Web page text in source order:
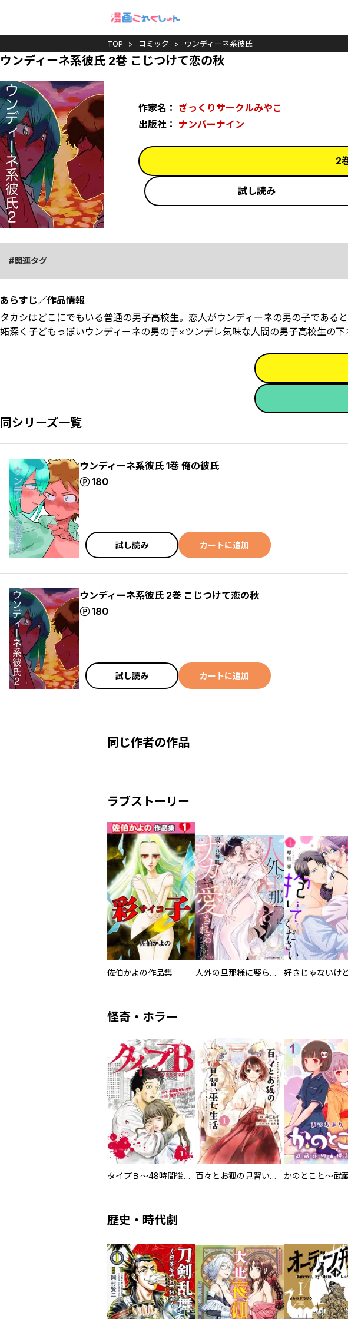
TOP コミック ウンディーネ系彼氏
ウンディーネ系彼氏 2巻 こじつけて恋の秋
作家名： ざっくりサークルみやこ
出版社： ナンバーナイン
2
試し読み
関連タグ
あらすじ／作品情報
タカシはどこにでもいる普通の男子高校生。恋人がウンディーネの男の子であ
妬深く子どもっぽいウンディーネの男の子×ツンデレ気味な人間の男子高校生の下
同シリーズ一覧
ウンディーネ系彼氏 1巻 俺の彼氏
180
ポイント
試し読み カートに追加
ウンディーネ系彼氏 2巻 こじつけて恋の秋
180
ポイント
試し読み カートに追加
同じ作者の作品
ラブストーリー
佐伯かよの作品集 人外の旦那様に娶られ毎晩ナカまで愛される…。アンソロジー
怪奇・ホラー
タイプＢ～48時間後、致死率100％～【単話】 百々とお狐の見習い巫女生活【単行本版】
歴史・時代劇